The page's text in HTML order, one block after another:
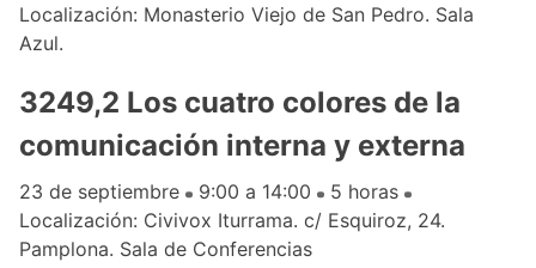
Localización: Monasterio Viejo de San Pedro. Sala
Azul.
3249,2 Los cuatro colores de la
comunicación interna y externa
23 de septiembre 9:00 a 14:00
5 horas
Localización: Civivox Iturrama. c/ Esquiroz, 24.
Pamplona. Sala de Conferencias